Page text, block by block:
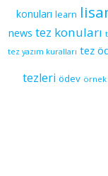
konuları learn
news tez konuları
tez yazım kuralları tez
tezleri ödev